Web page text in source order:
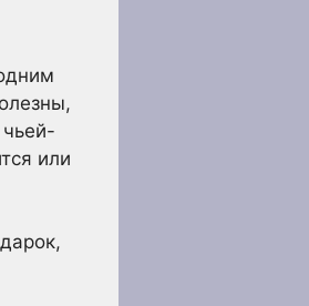
или